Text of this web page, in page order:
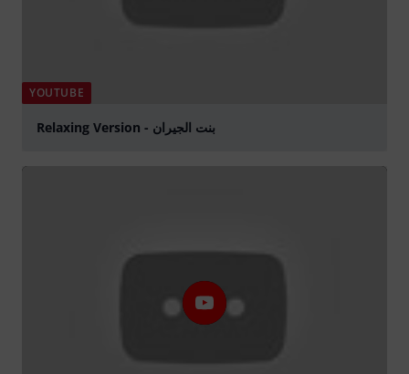
YOUTUBE
Relaxing Version - بنت الجيران